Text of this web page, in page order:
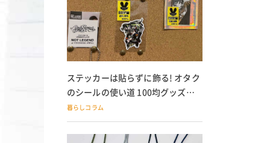
ステッカーは貼らずに飾る! オタク
のシールの使い道 100均グッズで
の飾り方も
暮らしコラム